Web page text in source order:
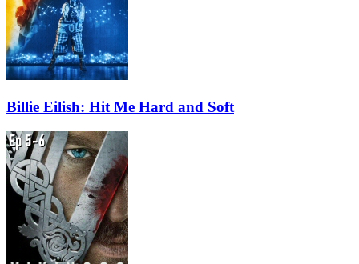
Billie Eilish: Hit Me Hard and Soft